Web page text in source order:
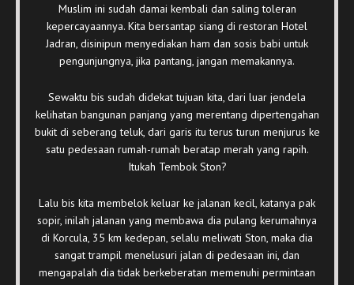
Muslim ini sudah damai kembali dan saling toleran
kepercayaannya. Kita bersantap siang di restoran Hotel
Jadran, disinipun menyediakan ham dan sosis babi untuk
pengunjungnya, jika pantang, jangan memakannya.
Sewaktu bis sudah didekat tujuan kita, dari luar jendela
kelihatan bangunan panjang yang merentang dipertengahan
bukit di seberang teluk, dari garis itu terus turun menjurus ke
satu pedesaan rumah-rumah beratap merah yang rapih.
Itukah Tembok Ston?
Lalu bis kita membelok keluar ke jalanan kecil, katanya pak
sopir, inilah jalanan yang membawa dia pulang kerumahnya
di Korcula, 35 km kedepan, selalu meliwati Ston, maka dia
sangat trampil menelusuri jalan di pedesaan ini, dan
mengapalah dia tidak berkeberatan memenuhi permintaan